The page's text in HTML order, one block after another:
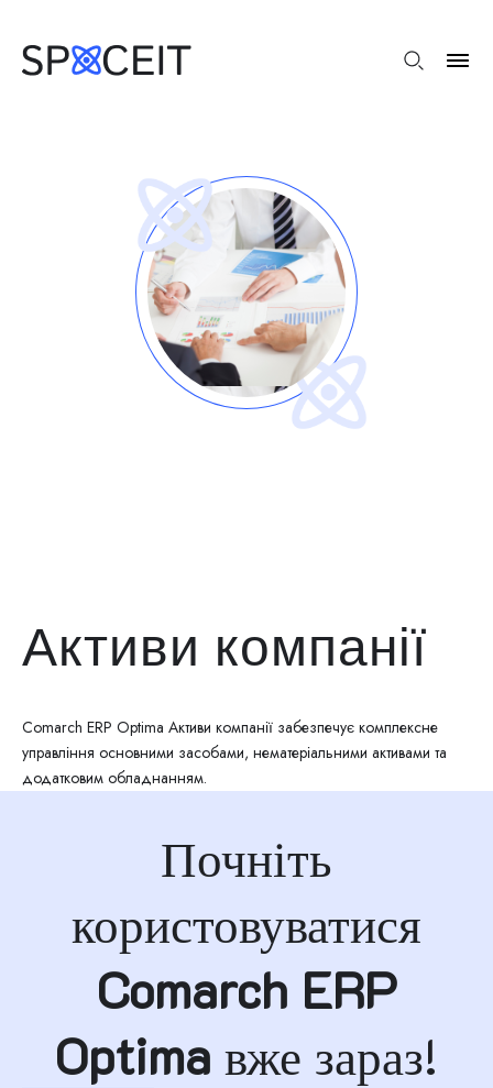
Активи компанії
Comarch ERP Optima Активи компанії забезпечує комплексне
управління основними засобами, нематеріальними активами та
додатковим обладнанням.
Почніть
користовуватися
Comarch ERP
Optima вже зараз!